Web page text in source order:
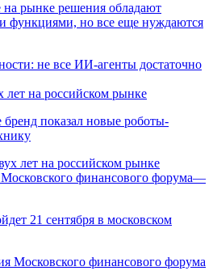
на рынке решения обладают
функциями, но все еще нуждаются
лет на российском рынке
показал новые роботы-
Московского финансового форума—
21 сентября в московском